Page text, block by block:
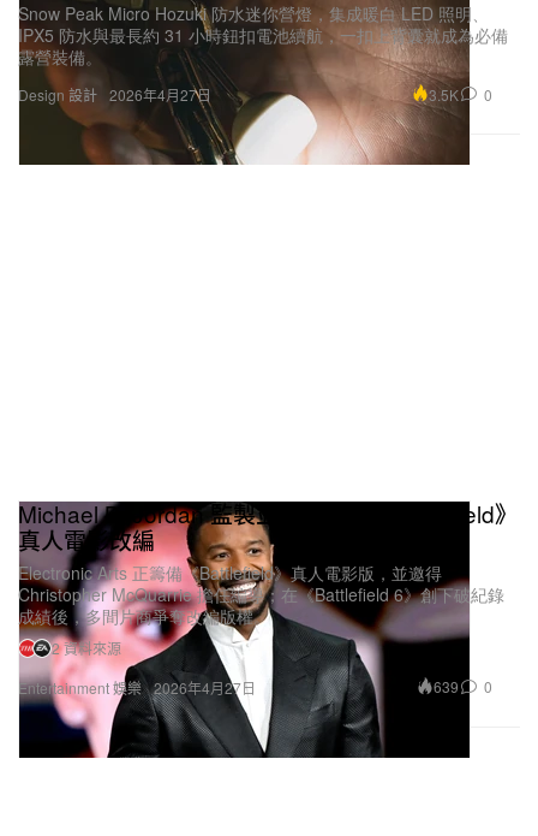
Design 設計
Snow Peak Micro Hozuki 防水迷你營燈，集成暖白 LED 照明、
IPX5 防水與最長約 31 小時鈕扣電池續航，一扣上背囊就成為必備
露營裝備。
2026年4月27日 3.5K 0
Entertainment 娛樂
Michael B. Jordan 監製並有望主演《Battlefield》
真人電影改編
Electronic Arts 正籌備《Battlefield》真人電影版，並邀得
Christopher McQuarrie 擔任編導；在《Battlefield 6》創下破紀錄
成績後，多間片商爭奪改編版權。
2 資料來源
2026年4月27日
639 0